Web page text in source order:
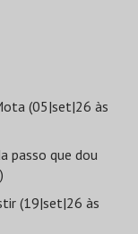
(05|set|26 às
passo que dou
(19|set|26 às